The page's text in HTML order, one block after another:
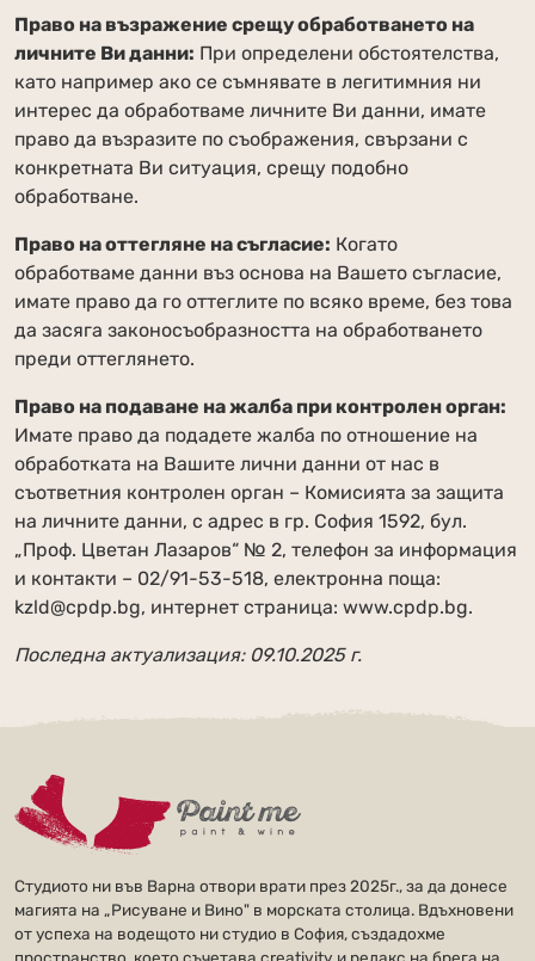
Право на възражение срещу обработването на
личните Ви данни: При определени обстоятелства,
като например ако се съмнявате в легитимния ни
интерес да обработваме личните Ви данни, имате
право да възразите по съображения, свързани с
конкретната Ви ситуация, срещу подобно
обработване.
Право на оттегляне на съгласие: Когато
обработваме данни въз основа на Вашето съгласие,
имате право да го оттеглите по всяко време, без това
да засяга законосъобразността на обработването
преди оттеглянето.
Право на подаване на жалба при контролен орган:
Имате право да подадете жалба по отношение на
обработката на Вашите лични данни от нас в
съответния контролен орган – Комисията за защита
на личните данни, с адрес в гр. София 1592, бул.
„Проф. Цветан Лазаров“ № 2, телефон за информация
и контакти – 02/91-53-518, електронна поща:
kzld@cpdp.bg, интернет страница: www.cpdp.bg.
Последна актуализация: 09.10.2025 г.
Студиото ни във Варна отвори врати през 2025г., за да донесе
магията на „Рисуване и Вино" в морската столица. Вдъхновени
от успеха на водещото ни студио в София, създадохме